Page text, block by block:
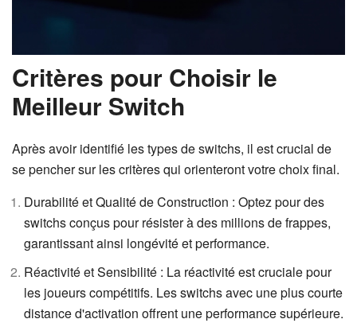
Critères pour Choisir le
Meilleur Switch
Après avoir identifié les types de switchs, il est crucial de
se pencher sur les critères qui orienteront votre choix final.
Durabilité et Qualité de Construction : Optez pour des
switchs conçus pour résister à des millions de frappes,
garantissant ainsi longévité et performance.
Réactivité et Sensibilité : La réactivité est cruciale pour
les joueurs compétitifs. Les switchs avec une plus courte
distance d'activation offrent une performance supérieure.